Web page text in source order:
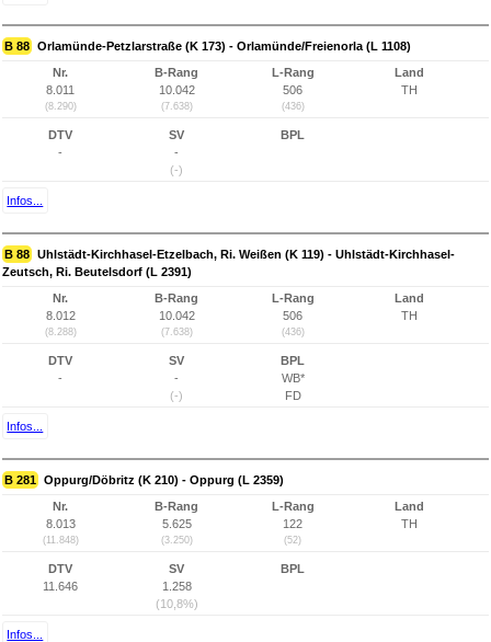
B 88 Orlamünde-Petzlarstraße (K 173) - Orlamünde/Freienorla (L 1108)
Nr.
8.011
(8.290)
B-Rang
10.042
(7.638)
L-Rang
506
(436)
Land
TH
DTV
-
SV
-
(-)
BPL
Infos...
B 88 Uhlstädt-Kirchhasel-Etzelbach, Ri. Weißen (K 119) - Uhlstädt-Kirchhasel-
Zeutsch, Ri. Beutelsdorf (L 2391)
Nr.
8.012
(8.288)
B-Rang
10.042
(7.638)
L-Rang
506
(436)
Land
TH
DTV
-
SV
-
(-)
BPL
WB*
FD
Infos...
B 281 Oppurg/Döbritz (K 210) - Oppurg (L 2359)
Nr.
8.013
(11.848)
B-Rang
5.625
(3.250)
L-Rang
122
(52)
Land
TH
DTV
11.646
SV
1.258
(10,8%)
BPL
Infos...